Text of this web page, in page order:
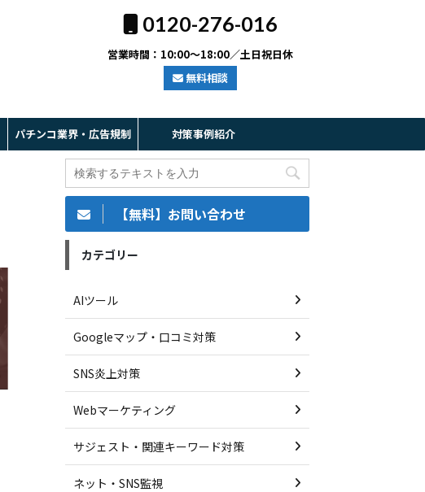
0120-276-016
営業時間：10:00～18:00／土日祝日休
無料相談
パチンコ業界・広告規制 対策事例紹介
【無料】お問い合わせ
カテゴリー
AIツール
Googleマップ・口コミ対策
SNS炎上対策
Webマーケティング
サジェスト・関連キーワード対策
ネット・SNS監視